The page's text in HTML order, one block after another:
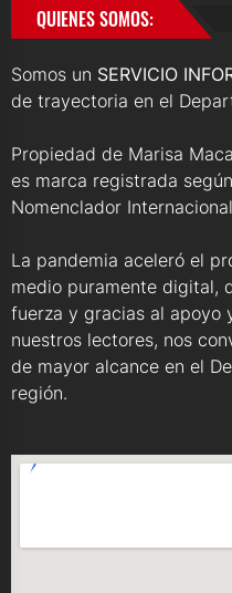
QUIENES SOMOS:
Somos un SERVICIO
de trayectoria en el
Propiedad de Marisa
es marca registrada
Nomenclador
La pandemia aceleró el
medio puramente digital,
fuerza y gracias al apoyo
nuestros lectores, nos
de mayor alcance en el
región.